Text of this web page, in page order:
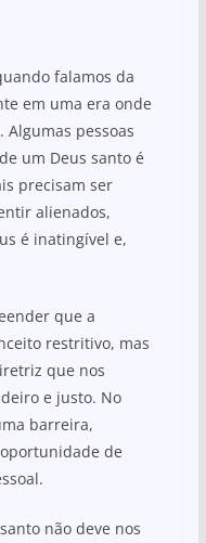
falamos da
em uma era onde
pessoas
um Deus santo é
precisam ser
alienados,
é inatingível e,
que a
restritivo, mas
que nos
e justo. No
barreira,
de
não deve nos